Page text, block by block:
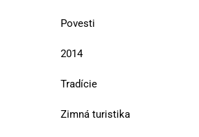
Povesti
2014
Tradície
Zimná turistika